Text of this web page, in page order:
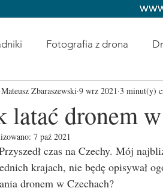
Fotografia z drona
Kobiecych
latać dronem
Mateusz Zbaraszewski 9 wrz 2021 3 minut(y)
7 paź 2021
krajach, nie będę opisywał
dronem w Czechach?